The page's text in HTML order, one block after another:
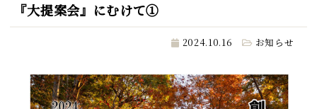
『大提案会』にむけて①
2024.10.16 お知らせ